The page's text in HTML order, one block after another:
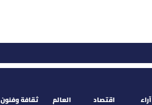
آراء اقتصاد العالم ثقافة وفنون